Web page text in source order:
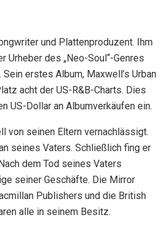
und Plattenproduzent. Ihm
Urheber des „Neo-Soul“-Genres
erstes Album, Maxwell’s Urban
acht der US-R&B-Charts. Dies
US-Dollar an Albumverkäufen ein.
von seinen Eltern vernachlässigt.
seines Vaters. Schließlich fing er
dem Tod seines Vaters
seiner Geschäfte. Die Mirror
Publishers und die British
alle in seinem Besitz.